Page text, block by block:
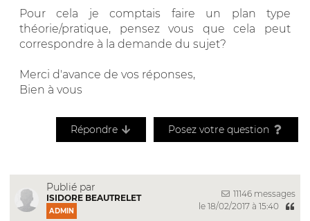
Pour cela je comptais faire un plan type
théorie/pratique, pensez vous que cela peut
correspondre à la demande du sujet?
Merci d'avance de vos réponses,
Bien à vous
Répondre Posez votre question
Publié par
ISIDORE BEAUTRELET
ADMIN
11146 messages
le 18/02/2017 à 15:40